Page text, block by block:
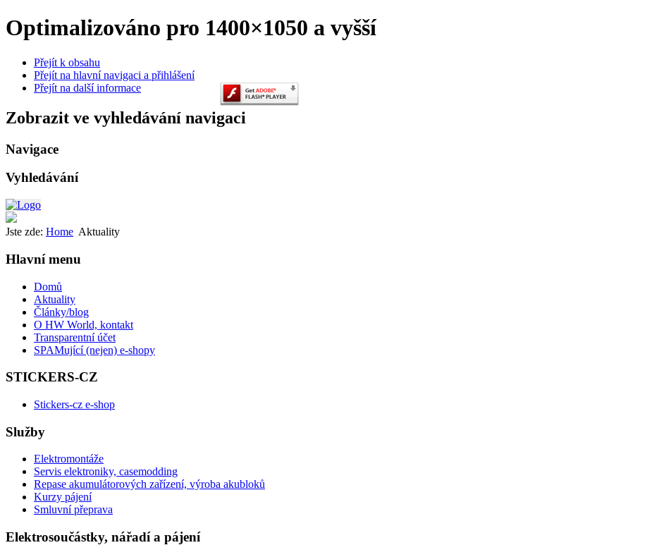
Optimalizováno pro 1400×1050 a vyšší
Přejít k obsahu
Přejít na hlavní navigaci a přihlášení
Přejít na další informace
Zobrazit ve vyhledávání navigaci
Navigace
Vyhledávání
Jste zde: Home Aktuality
Hlavní menu
Domů
Aktuality
Články/blog
O HW World, kontakt
Transparentní účet
SPAMující (nejen) e-shopy
STICKERS-CZ
Stickers-cz e-shop
Služby
Elektromontáže
Servis elektroniky, casemodding
Repase akumulátorových zařízení, výroba akubloků
Kurzy pájení
Smluvní přeprava
Elektrosoučástky, nářadí a pájení